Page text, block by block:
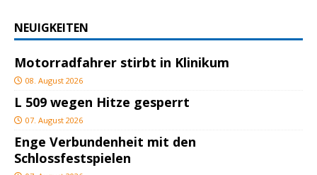
NEUIGKEITEN
Motorradfahrer stirbt in Klinikum
08. August 2026
L 509 wegen Hitze gesperrt
07. August 2026
Enge Verbundenheit mit den
Schlossfestspielen